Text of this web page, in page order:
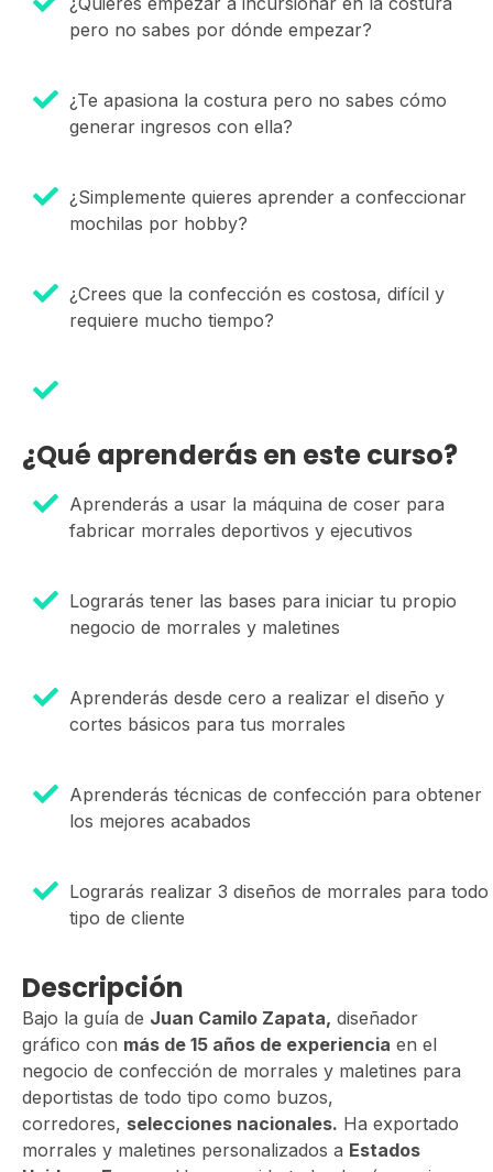
pero no sabes por dónde empezar?
¿Te apasiona la costura pero no sabes cómo
generar ingresos con ella?
¿Simplemente quieres aprender a confeccionar
mochilas por hobby?
¿Crees que la confección es costosa, difícil y
requiere mucho tiempo?
¿Qué aprenderás en este curso?
Aprenderás a usar la máquina de coser para
fabricar morrales deportivos y ejecutivos
Lograrás tener las bases para iniciar tu propio
negocio de morrales y maletines
Aprenderás desde cero a realizar el diseño y
cortes básicos para tus morrales
Aprenderás técnicas de confección para obtener
los mejores acabados
Lograrás realizar 3 diseños de morrales para todo
tipo de cliente
Descripción
Bajo la guía de Juan Camilo Zapata, diseñador
gráfico con más de 15 años de experiencia en el
negocio de confección de morrales y maletines para
deportistas de todo tipo como buzos,
corredores, selecciones nacionales. Ha exportado
morrales y maletines personalizados a Estados